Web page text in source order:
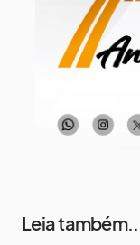
13 de agosto
Quinta-Feira
Leia